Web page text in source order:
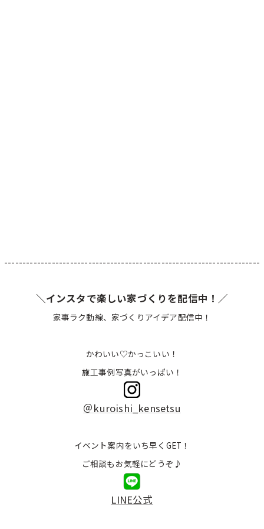
----------------------------------------------------------------------
＼インスタで楽しい家づくりを配信中！／
家事ラク動線、家づくりアイデア配信中！
かわいい♡かっこいい！
施工事例写真がいっぱい！
＠kuroishi_kensetsu
イベント案内をいち早くGET！
ご相談もお気軽にどうぞ♪
LINE公式